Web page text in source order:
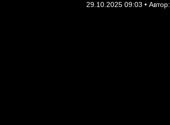
29.10.2025 09:03 • Автор: